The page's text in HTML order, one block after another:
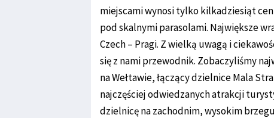
miejscami wynosi tylko kilkadziesiąt
pod skalnymi parasolami. Największe
Czech – Pragi. Z wielką uwagą i
się z nami przewodnik. Zobaczyliśmy
na Wełtawie, łączący dzielnice Mala
najczęściej odwiedzanych atrakcji
dzielnicę na zachodnim, wysokim